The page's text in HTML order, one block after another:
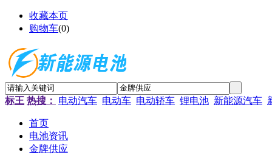
收藏本页
购物车(0)
标王 热搜： 电动汽车 电动车 电动轿车 锂电池 新能源汽车
首页
电池资讯
金牌供应